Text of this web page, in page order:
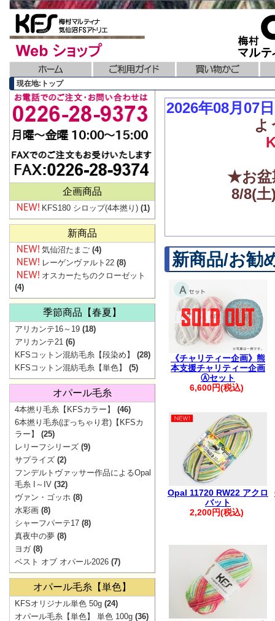
現在地:トップ
2026年08月07
よ
★お盆
8/8(
▼価
地震の影響で
最新の配送
ご注文
。.。:+* ゜
新商品/お勧
《チャリティー企画》熊
本支援チャリティー企画
Ⓐセット
6,600円(税込)
Opal 11720 RW22 アクロ
バット
2,200円(税込)
企画商品
KFS180 シロップ(4本撚り) (1)
新商品
気仙沼たまご (4)
レーゲンヴァルト22 (8)
オスカーたちのクローゼット
(4)
季節商品【春夏】
アリカンテ16～19 (18)
アリカンテ21 (6)
KFSコットン混紡毛糸【段染め】
(28)
KFSコットン混紡毛糸【単色】
(5)
オパール毛糸
4本撚り毛糸【KFSカラー】
(46)
6本撚り毛糸(ぽっちゃり君)【KFSカ
ラー】
(25)
レリーフシリーズ (9)
サプライズ (2)
フンデルトヴァッサー作品によるOpal
毛糸 I～IV (32)
ヴァン・ゴッホ (8)
水彩画 (8)
シャーフパーテ17 (8)
真夜中の夢 (8)
ヨガ(8)
ベスト オブ オパール2026 (7)
オパール毛糸【単色】
KFSオリジナル単色 50g (24)
オパール毛糸【単色】 単色 100g (36)